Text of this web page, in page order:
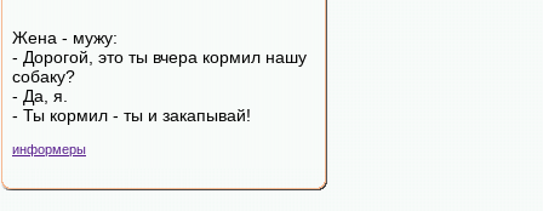
Жена - мужу:
- Дорогой, это ты вчера кормил нашу
собаку?
- Да, я.
- Ты кормил - ты и закапывай!
информеры